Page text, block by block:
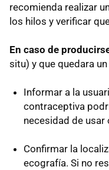
recomienda realizar
los hilos y verificar
En caso de
situ) y que quedara
Informar a la
contraceptiva
necesidad de
Confirmar la
ecografía. Si no